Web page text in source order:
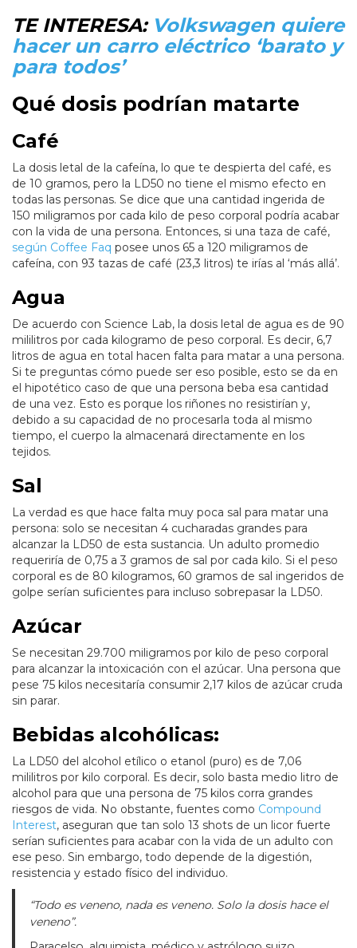
TE INTERESA: Volkswagen quiere
hacer un carro eléctrico ‘barato y
para todos’
Qué dosis podrían matarte
Café
La dosis letal de la cafeína, lo que te despierta del café, es
de 10 gramos, pero la LD50 no tiene el mismo efecto en
todas las personas. Se dice que una cantidad ingerida de
150 miligramos por cada kilo de peso corporal podría acabar
con la vida de una persona. Entonces, si una taza de café,
según Coffee Faq posee unos 65 a 120 miligramos de
cafeína, con 93 tazas de café (23,3 litros) te irías al ‘más allá’.
Agua
De acuerdo con Science Lab, la dosis letal de agua es de 90
mililitros por cada kilogramo de peso corporal. Es decir, 6,7
litros de agua en total hacen falta para matar a una persona.
Si te preguntas cómo puede ser eso posible, esto se da en
el hipotético caso de que una persona beba esa cantidad
de una vez. Esto es porque los riñones no resistirían y,
debido a su capacidad de no procesarla toda al mismo
tiempo, el cuerpo la almacenará directamente en los
tejidos.
Sal
La verdad es que hace falta muy poca sal para matar una
persona: solo se necesitan 4 cucharadas grandes para
alcanzar la LD50 de esta sustancia. Un adulto promedio
requeriría de 0,75 a 3 gramos de sal por cada kilo. Si el peso
corporal es de 80 kilogramos, 60 gramos de sal ingeridos de
golpe serían suficientes para incluso sobrepasar la LD50.
Azúcar
Se necesitan 29.700 miligramos por kilo de peso corporal
para alcanzar la intoxicación con el azúcar. Una persona que
pese 75 kilos necesitaría consumir 2,17 kilos de azúcar cruda
sin parar.
Bebidas alcohólicas:
La LD50 del alcohol etílico o etanol (puro) es de 7,06
mililitros por kilo corporal. Es decir, solo basta medio litro de
alcohol para que una persona de 75 kilos corra grandes
riesgos de vida. No obstante, fuentes como Compound
Interest, aseguran que tan solo 13 shots de un licor fuerte
serían suficientes para acabar con la vida de un adulto con
ese peso. Sin embargo, todo depende de la digestión,
resistencia y estado físico del individuo.
“Todo es veneno, nada es veneno. Solo la dosis hace el
veneno”.